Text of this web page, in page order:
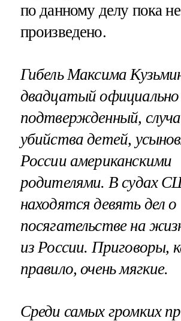
по данному делу пока не
произведено.
Гибель Максима
двадцатый официально
подтвержденный,
убийства детей,
России американскими
родителями. В судах
находятся девять дел о
посягательстве на
из России. Приговоры,
правило, очень мягкие.
Среди самых громких